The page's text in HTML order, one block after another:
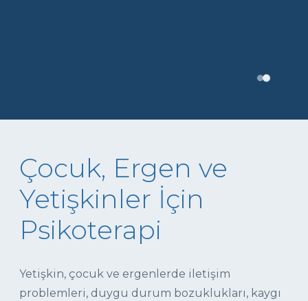
Çocuk, Ergen ve
Yetişkinler İçin
Psikoterapi
Yetişkin, çocuk ve ergenlerde iletişim
problemleri, duygu durum bozuklukları, kaygı